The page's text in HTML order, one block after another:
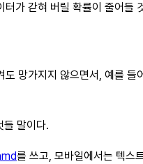
가 갇혀 버릴 확률이 줄어들
도 망가지지 않으면서, 예를
들 말이다.
를 쓰고, 모바일에서는 텍스